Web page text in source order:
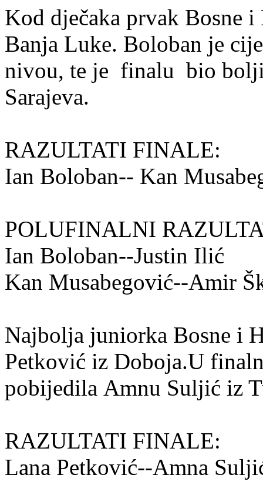
Kod dječaka prvak Bosne
Banja Luke. Boloban je
nivou, te je finalu bio bolji
Sarajeva.
RAZULTATI FINALE:
Ian Boloban-- Kan
POLUFINALNI
Ian Boloban--Justin
Kan Musabegović--Amir
Najbolja juniorka Bosne i
Petković iz Doboja.U
pobijedila Amnu Suljić iz
RAZULTATI FINALE:
Lana Petković--Amna